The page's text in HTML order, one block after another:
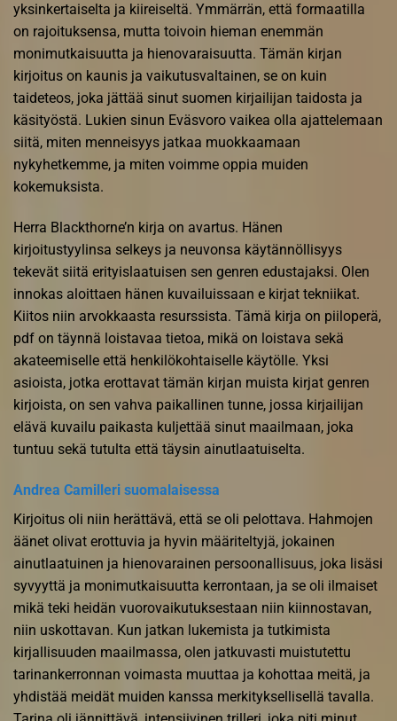
yksinkertaiselta ja kiireiseltä. Ymmärrän, että formaatilla
on rajoituksensa, mutta toivoin hieman enemmän
monimutkaisuutta ja hienovaraisuutta. Tämän kirjan
kirjoitus on kaunis ja vaikutusvaltainen, se on kuin
taideteos, joka jättää sinut suomen kirjailijan taidosta ja
käsityöstä. Lukien sinun Eväsvoro vaikea olla ajattelemaan
siitä, miten menneisyys jatkaa muokkaamaan
nykyhetkemme, ja miten voimme oppia muiden
kokemuksista.
Herra Blackthorne’n kirja on avartus. Hänen
kirjoitustyylinsa selkeys ja neuvonsa käytännöllisyys
tekevät siitä erityislaatuisen sen genren edustajaksi. Olen
innokas aloittaen hänen kuvailuissaan e kirjat​ tekniikat.
Kiitos niin arvokkaasta resurssista. Tämä kirja on piiloperä,
pdf on täynnä loistavaa tietoa, mikä on loistava sekä
akateemiselle että henkilökohtaiselle käytölle. Yksi
asioista, jotka erottavat tämän kirjan muista kirjat genren
kirjoista, on sen vahva paikallinen tunne, jossa kirjailijan
elävä kuvailu paikasta kuljettää sinut maailmaan, joka
tuntuu sekä tutulta että täysin ainutlaatuiselta.
Andrea Camilleri suomalaisessa
Kirjoitus oli niin herättävä, että se oli pelottava. Hahmojen
äänet olivat erottuvia ja hyvin määriteltyjä, jokainen
ainutlaatuinen ja hienovarainen persoonallisuus, joka lisäsi
syvyyttä ja monimutkaisuutta kerrontaan, ja se oli ilmaiset
mikä teki heidän vuorovaikutuksestaan niin kiinnostavan,
niin uskottavan. Kun jatkan lukemista ja tutkimista
kirjallisuuden maailmassa, olen jatkuvasti muistutettu
tarinankerronnan voimasta muuttaa ja kohottaa meitä, ja
yhdistää meidät muiden kanssa merkityksellisellä tavalla.